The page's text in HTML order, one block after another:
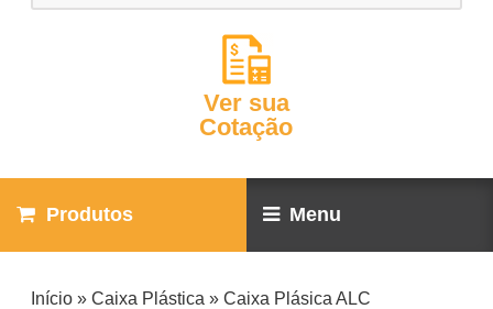
Ver sua
Cotação
Produtos Menu
Início »Caixa Plástica »Caixa Plásica ALC